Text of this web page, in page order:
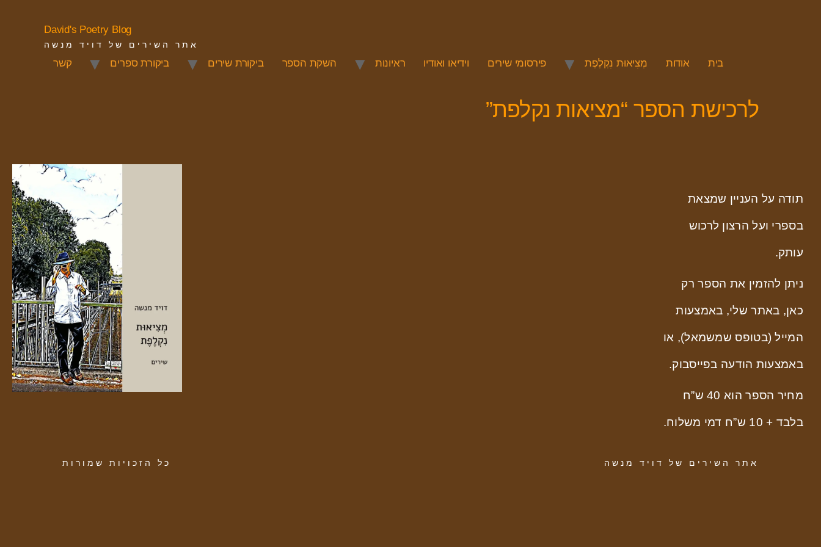
David's Poetry Blog
אתר השירים של דויד מנשה
בית אודות מְצִיאוּת נִקְלֶפֶת פירסומי שירים וידיאו ואודיו ראיונות השקת הספר ביקורת שירים ביקורת ספרים קשר
לרכישת הספר “מציאות נקלפת”
תודה על העניין שמצאת
בספרי ועל הרצון לרכוש
עותק.
ניתן להזמין את הספר רק
כאן, באתר שלי, באמצעות
המייל (בטופס שמשמאל), או
באמצעות הודעה בפייסבוק.
מחיר הספר הוא 40 ש”ח
בלבד + 10 ש”ח דמי משלוח.
אתר השירים של דויד מנשה כל הזכויות שמורות